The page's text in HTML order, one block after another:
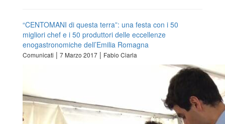
“CENTOMANI di questa terra”: una festa con i 50
migliori chef e i 50 produttori delle eccellenze
enogastronomiche dell’Emilia Romagna
Comunicati | 7 Marzo 2017 | Fabio Ciarla